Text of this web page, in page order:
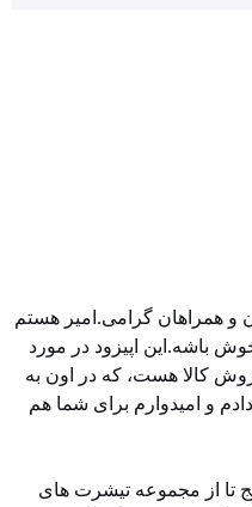
و همراهان گرامی.امیر هستم
باشه.این اپیزود در مورد
کالا هست، که در اون به
و امیدوارم برای شما هم
تا از مجموعه تیشرت های